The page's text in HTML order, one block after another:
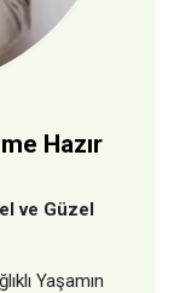
Hazır
ve Güzel
Yaşamın